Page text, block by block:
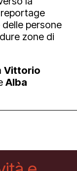
persone
zone di
Vittorio
Alba